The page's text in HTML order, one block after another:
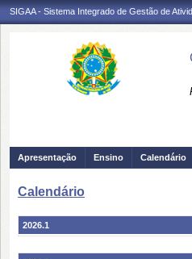
SIGAA - Sistema Integrado de Gestão de
Apresentação Ensino Calendário
Calendário
2026.1